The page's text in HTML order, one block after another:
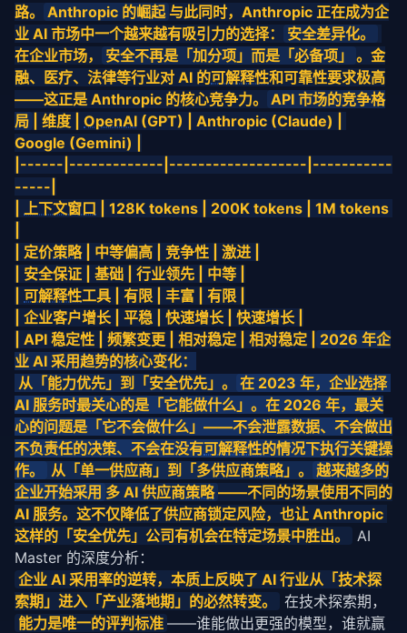
路。
Anthropic 的崛起 与此同时，Anthropic 正在成为企
业 AI 市场中一个越来越有吸引力的选择：
安全差异化。
在企业市场，
安全不再是「加分项」而是「必备项」
。金
融、医疗、法律等行业对 AI 的可解释性和可靠性要求极高
——这正是 Anthropic 的核心竞争力。
API 市场的竞争格
局
| 维度 | OpenAI (GPT) | Anthropic (Claude) |
Google (Gemini) |
|------|-------------|-------------------|-----------
-----|
上下文窗口 | 128K tokens | 200K tokens | 1M tokens
| 定价策略 | 中等偏高 | 竞争性 | 激进 |
| 安全保证 | 基础 | 行业领先 | 中等 |
可解释性工具 | 有限 | 丰富 | 有限 |
| 企业客户增长 | 平稳 | 快速增长 | 快速增长 |
| API 稳定性 | 频繁变更 | 相对稳定 | 相对稳定 |
2026 年企
业 AI 采用趋势的核心变化：
从「能力优先」到「安全优先」。
在 2023 年，企业选择
AI 服务时最关心的是「它能做什么」。在 2026 年，最关
心的问题是「它不会做什么」——不会泄露数据、不会做出
不负责任的决策、不会在没有可解释性的情况下执行关键操
作。
从「单一供应商」到「多供应商策略」。
越来越多的
企业开始采用 多 AI 供应商策略 ——不同的场景使用不同的
AI 服务。这不仅降低了供应商锁定风险，也让 Anthropic
这样的「安全优先」公司有机会在特定场景中胜出。
AI
Master 的深度分析：
企业 AI 采用率的逆转，本质上反映了 AI 行业从「技术探
索期」进入「产业落地期」的必然转变。
在技术探索期，
能力是唯一的评判标准 ——谁能做出更强的模型，谁就赢